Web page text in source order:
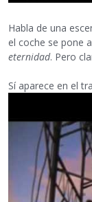
Habla de una
el coche se pone
eternidad. Pero
Sí aparece en el